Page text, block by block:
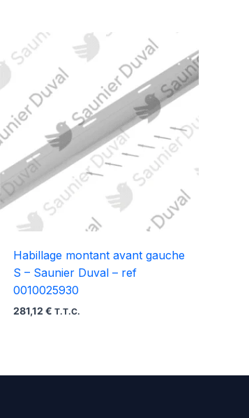
Habillage montant avant gauche
S – Saunier Duval – ref
0010025930
281,12€ T.T.C.